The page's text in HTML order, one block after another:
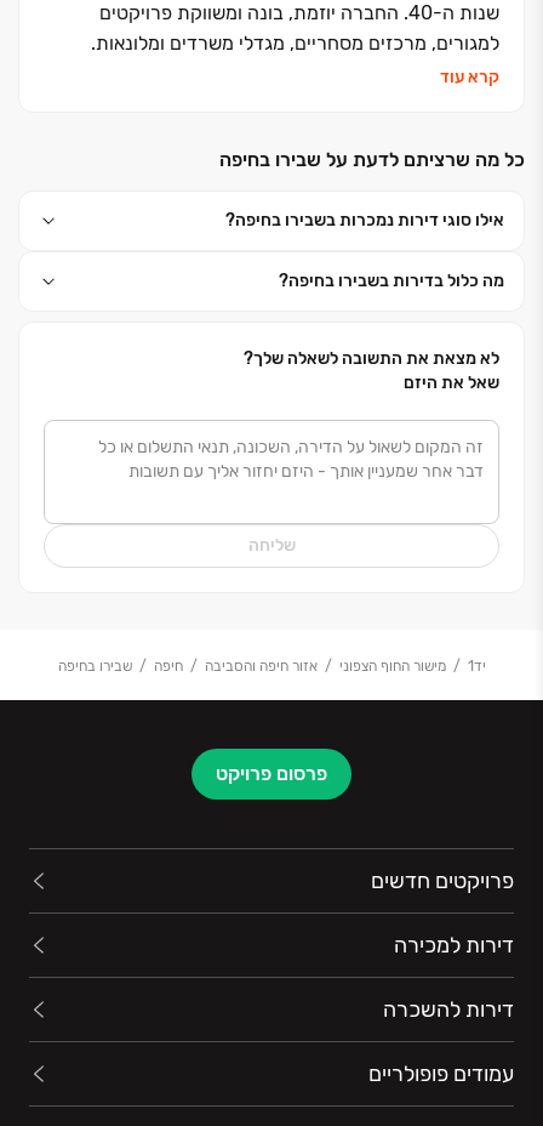
שנות ה-40. החברה יוזמת, בונה ומשווקת פרויקטים
למגורים, מרכזים מסחריים, מגדלי משרדים ומלונאות.
החברה, בבעלותם של עו"ד רונית שבירו ורמי שבירו,
ומבצעת כ- 6,500 יחידות דיור נוספות. האני מאמין שלה -
והצלחה הן אבני הדרך שעליהן צועדת החברה. החברה
ופועלת מתוך אמונה פנימית חזקה כי עשייתה תורמת
קרא עוד
כל מה שרציתם לדעת על שבירו בחיפה
אילו סוגי דירות נמכרות בשבירו בחיפה?
מה כלול בדירות בשבירו בחיפה?
לא מצאת את התשובה לשאלה שלך?
שאל את היזם
שליחה
יד1 מישור החוף הצפוני אזור חיפה והסביבה חיפה שבירו בחיפה
פרסום פרויקט
פרויקטים חדשים
דירות למכירה
דירות להשכרה
עמודים פופולריים